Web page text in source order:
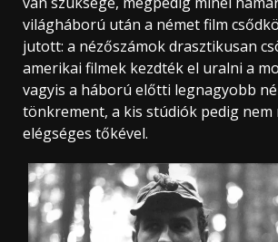
világháború után a német film
jutott: a nézőszámok drasztikusan
amerikai filmek kezdték el uralni a
vagyis a háború előtti legnagyobb
tönkrement, a kis stúdiók pedig nem
elégséges tőkével.